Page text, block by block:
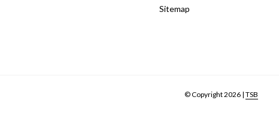
Sitemap
© Copyright 2026 | TSB